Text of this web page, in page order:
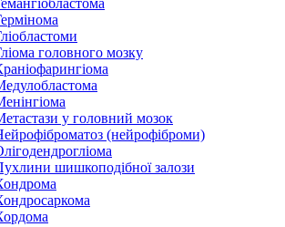
головного мозку
у головний мозок
(нейрофіброми)
шишкоподібної залози